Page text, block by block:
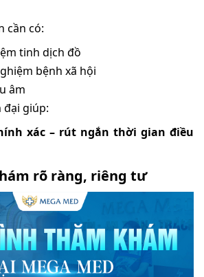
cần có:
tinh dịch đồ
bệnh xã hội
âm
đại giúp:
xác – rút ngắn thời gian điều
rõ ràng, riêng tư